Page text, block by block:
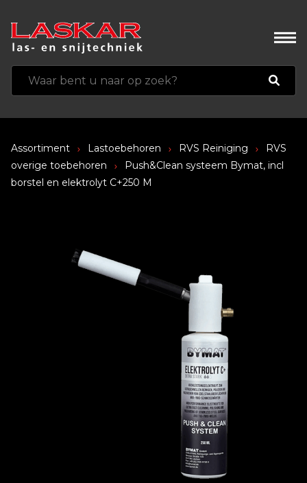
Assortiment Lastoebehoren RVS Reiniging
RVS
overige toebehoren
Push&Clean systeem Bymat, incl
borstel en elektrolyt C+250 M